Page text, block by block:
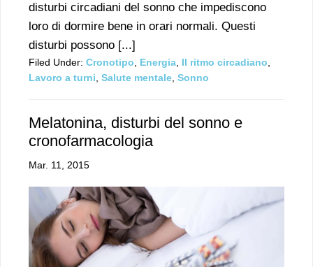
disturbi circadiani del sonno che impediscono
loro di dormire bene in orari normali. Questi
disturbi possono [...]
Filed Under: Cronotipo Energia Il ritmo circadiano
Lavoro a turni Salute mentale Sonno
Melatonina, disturbi del sonno e
cronofarmacologia
Mar. 11, 2015